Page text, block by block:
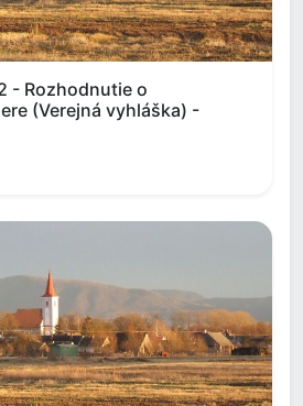
- Rozhodnutie o
(Verejná vyhláška) -